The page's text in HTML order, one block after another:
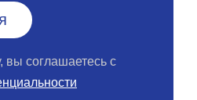
вы соглашаетесь с